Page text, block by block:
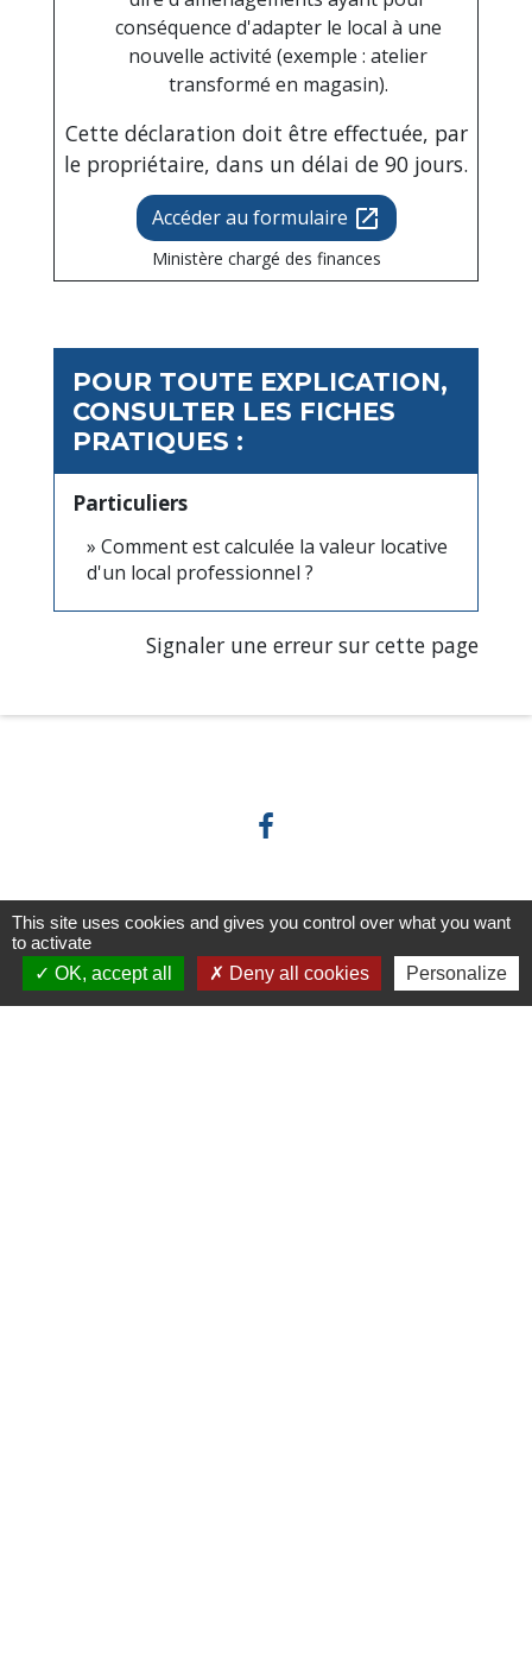
conséquence d'adapter le local à une
nouvelle activité (exemple : atelier
transformé en magasin).
Cette déclaration doit être effectuée, par
le propriétaire, dans un délai de 90 jours.
Accéder au formulaire open_in_new
Ministère chargé des finances
POUR TOUTE EXPLICATION,
CONSULTER LES FICHES
PRATIQUES :
Particuliers
Comment est calculée la valeur locative
d'un local professionnel ?
Signaler une erreur sur cette page
Horaires/Contacts
Commune de Barjouville
1, rue Jean Moulin
This site uses cookies and gives you control over what you want
to activate
OK, accept all
Deny all cookies Personalize